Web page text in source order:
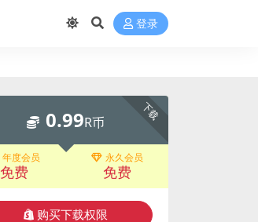
登录
下载
0.99R币
年度会员
免费
永久会员
免费
购买下载权限